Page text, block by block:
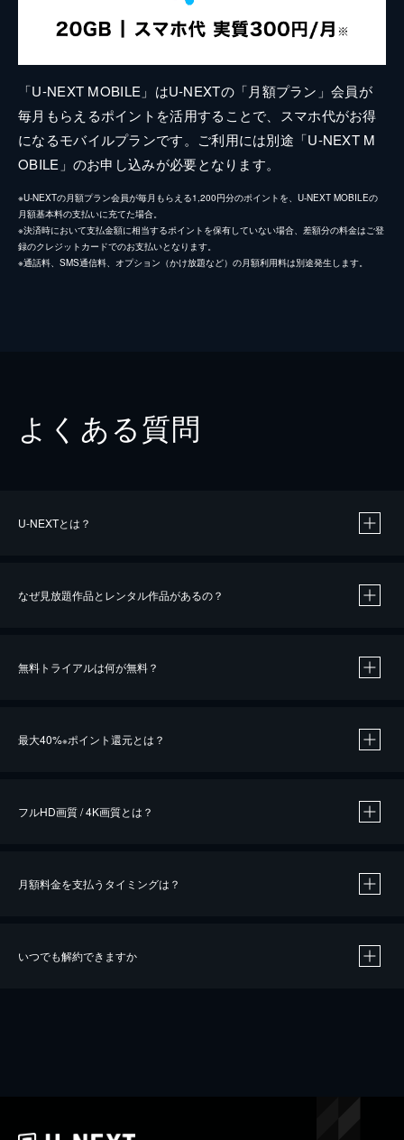
「U-NEXT MOBILE」はU-NEXTの「月額プラン」会員が
毎月もらえるポイントを活用することで、スマホ代がお得
になるモバイルプランです。ご利用には別途「U-NEXT M
OBILE」のお申し込みが必要となります。
※U-NEXTの月額プラン会員が毎月もらえる1,200円分のポイントを、U-NEXT MOBILEの
月額基本料の支払いに充てた場合。
※決済時において支払金額に相当するポイントを保有していない場合、差額分の料金はご登
録のクレジットカードでのお支払いとなります。
※通話料、SMS通信料、オプション（かけ放題など）の月額利用料は別途発生します。
よくある質問
U-NEXTとは？
なぜ見放題作品とレンタル作品があるの？
無料トライアルは何が無料？
最大40%※ポイント還元とは？
※40％ポイント還元の対象は、クレジットカード決済による作品の購入 / レンタルです。
iOSアプリのUコイン決済による作品の購入 / レンタルは、20％のポイント還元です。
フルHD画質 / 4K画質とは？
月額料金を支払うタイミングは？
いつでも解約できますか